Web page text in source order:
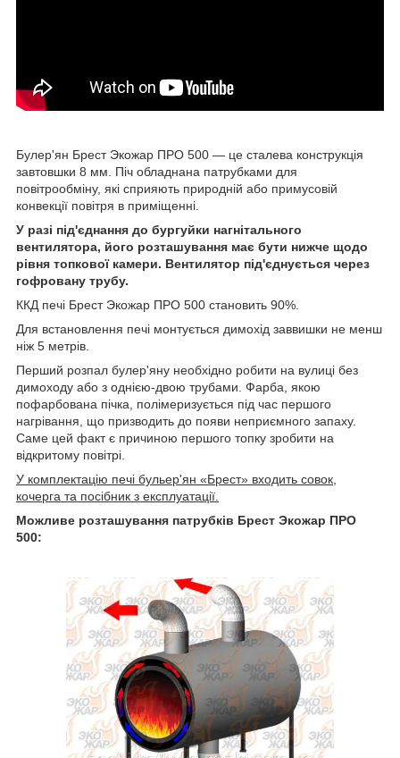
Булер'ян Брест Экожар ПРО 500 — це сталева конструкція
завтовшки 8 мм. Піч обладнана патрубками для
повітрообміну, які сприяють природній або примусовій
конвекції повітря в приміщенні.
У разі під'єднання до бургуйки нагнітального
вентилятора, його розташування має бути нижче щодо
рівня топкової камери. Вентилятор під'єднується через
гофровану трубу.
ККД печі Брест Экожар ПРО 500 становить 90%.
Для встановлення печі монтується димохід заввишки не менш
ніж 5 метрів.
Перший розпал булер'яну необхідно робити на вулиці без
димоходу або з однією-двою трубами. Фарба, якою
пофарбована пічка, полімеризується під час першого
нагрівання, що призводить до появи неприємного запаху.
Саме цей факт є причиною першого топку зробити на
відкритому повітрі.
У комплектацію печі бульер'ян «Брест» входить совок,
кочерга та посібник з експлуатації.
Можливе розташування патрубків Брест Экожар ПРО
500: